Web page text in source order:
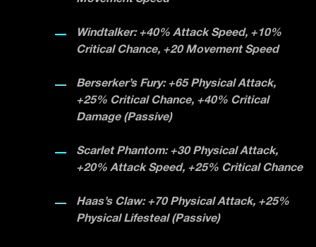
Windtalker: +40% Attack Speed, +10%
Critical Chance, +20 Movement Speed
Berserker’s Fury: +65 Physical Attack,
+25% Critical Chance, +40% Critical
Damage (Passive)
Scarlet Phantom: +30 Physical Attack,
+20% Attack Speed, +25% Critical Chance
Haas’s Claw: +70 Physical Attack, +25%
Physical Lifesteal (Passive)